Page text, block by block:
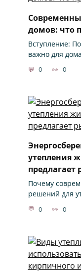
домов: что
Вступление:
важно для дома
0 0
утепления
предлагает
Почему
решений для
0 0